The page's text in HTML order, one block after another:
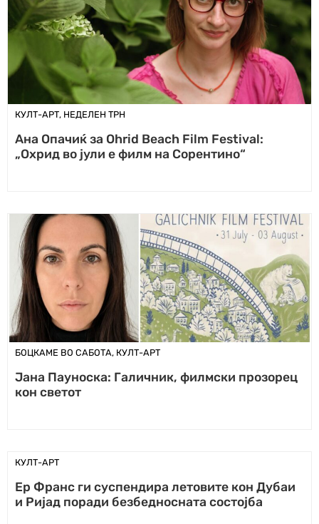
КУЛТ-АРТ, НЕДЕЛЕН ТРН
Ана Опачиќ за Оhrid Beach Film Festival:
„Охрид во јули е филм на Сорентино“
БОЦКАМЕ ВО САБОТА, КУЛТ-АРТ
Јана Пауноска: Галичник, филмски прозорец
кон светот
КУЛТ-АРТ
Ер Франс ги суспендира летовите кон Дубаи
и Ријад поради безбедносната состојба